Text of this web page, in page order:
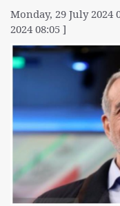
Monday, 29 July 2024
2024 08:05 ]